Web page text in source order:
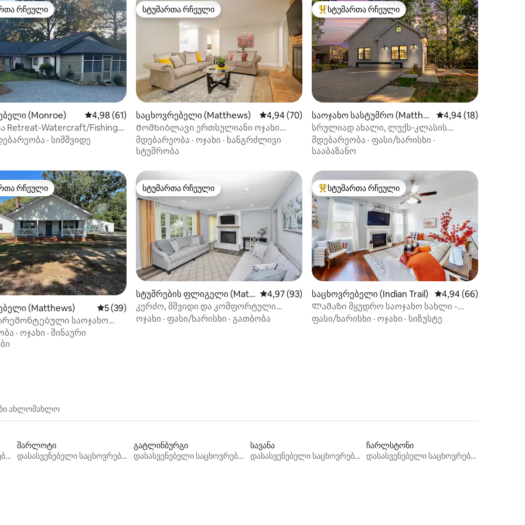
5‑დან 5, 78 მიმოხილვა
რჩეული მოწინავე ვარიანტი
რჩეული
(Monroe) საშუალო შეფასებაა 5‑დან 4,98, 61 მიმოხილვა
4,98 (61)
Retreat-Watercraft/Fishing
· სიმშვიდე
სტუმართა რჩეული
სტუმართა რჩეული
საცხოვრებელი (Matthews) საშუალო შეფასებაა 5‑დან 4,94, 70 მიმოხილვა
4,94 (70)
Მომხიბლავი ერთსულიანი ოჯახი
ლამაზ უბანში
მდებარეობა · ოჯახი · ხანგრძლივი
სტუმრობა
სტუმართა რჩეული მოწინავე ვარიანტი
სტუმართა რჩეული
საოჯახო სასტუმრო (Matthe
ws)
საშუალო შეფასებაა
4,94 (18)
სრულიად ახალი, ლუქს‑კლასის
დამატებითი საცხოვრებელი ერთეული
• საწოლი 193×203 სმ • ბუტიკ‑სტილის
მდებარეობა · ფასი/ხარისხი ·
სააბაზანო
4,96, 91 მიმოხილვა
რჩეული მოწინავე ვარიანტი
რჩეული
(Matthews) საშუალო შეფასებაა 5‑დან 5, 39 მიმოხილვა
5 (39)
საოჯახო
მეთიუში
· ოჯახი · შინაური
სტუმართა რჩეული
სტუმართა რჩეული
სტუმრების ფლიგელი (Matt
hews)
საშუალო შეფასებაა 5‑დან 4,97, 93 მიმოხილვა
4,97 (93)
კერძო, მშვიდი და კომფორტული
საცხოვრებელი ოჯახებისთვის
ოჯახი · ფასი/ხარისხი · გათბობა
სტუმართა რჩეული მოწინავე ვარიანტი
სტუმართა რჩეული
საცხოვრებელი (Indian Trail) საშუალო შეფასებაა
4,94 (66)
Ლამაზი მყუდრო საოჯახო სახლი -
მოპირკეთებული ეზო
ფასი/ხარისხი · ოჯახი · სიზუსტე
ახლომახლო
დასასვენებელი საცხოვრებლები
შარლოტი
დასასვენებელი საცხოვრებლები
გატლინბურგი
დასასვენებელი საცხოვრებლები
სავანა
დასასვენებელი საცხოვრებლები
ჩარლსტონი
დასასვენებელი საცხოვრებლები